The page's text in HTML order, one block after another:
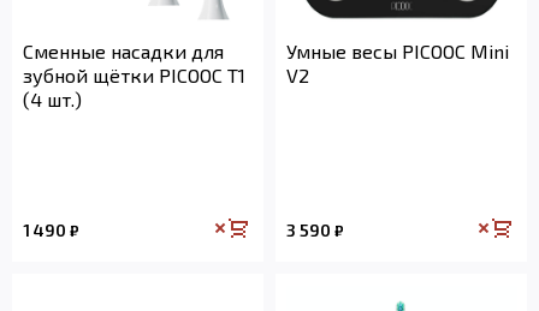
Сменные насадки для
зубной щётки PICOOC T1
(4 шт.)
1 490 ₽
Умные весы PICOOC Mini
V2
3 590 ₽